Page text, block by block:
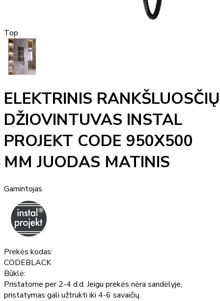
Top
ELEKTRINIS RANKŠLUOSČIŲ
DŽIOVINTUVAS INSTAL
PROJEKT CODE 950X500
MM JUODAS MATINIS
Gamintojas
Prekės kodas:
CODEBLACK
Būklė:
Pristatome per 2-4 d.d. Jeigu prekės nėra sandėlyje,
pristatymas gali užtrukti iki 4-6 savaičių.